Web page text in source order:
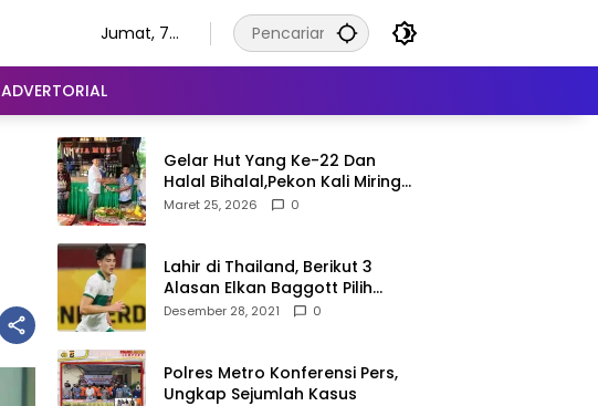
Jumat, 7
ADVERTORIAL
Gelar Hut Yang Ke-22 Dan
Halal Bihalal,Pekon Kali Miring
Semangat Gotong Royong
Maret 25, 2026 0
Lahir di Thailand, Berikut 3
Alasan Elkan Baggott Pilih
Timnas Indonesia
Desember 28, 2021 0
Polres Metro Konferensi Pers,
Ungkap Sejumlah Kasus